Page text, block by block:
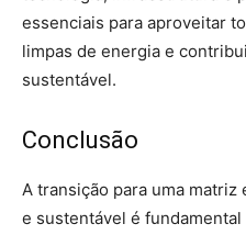
essenciais para aproveitar
limpas de energia e
sustentável.
Conclusão
A transição para uma
e sustentável é